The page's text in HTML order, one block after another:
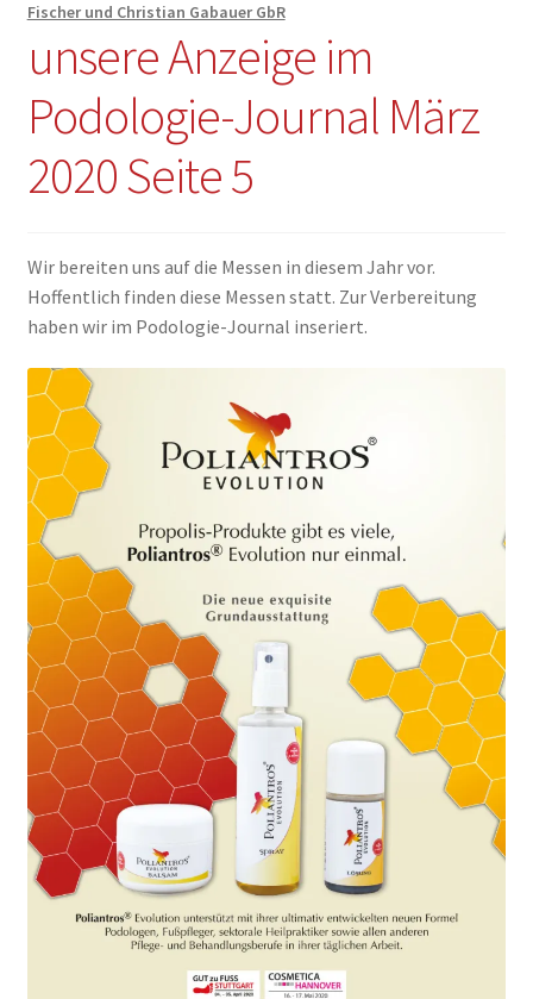
Fischer und Christian Gabauer GbR
unsere Anzeige im
Podologie-Journal März
2020 Seite 5
Wir bereiten uns auf die Messen in diesem Jahr vor.
Hoffentlich finden diese Messen statt. Zur Verbereitung
haben wir im Podologie-Journal inseriert.